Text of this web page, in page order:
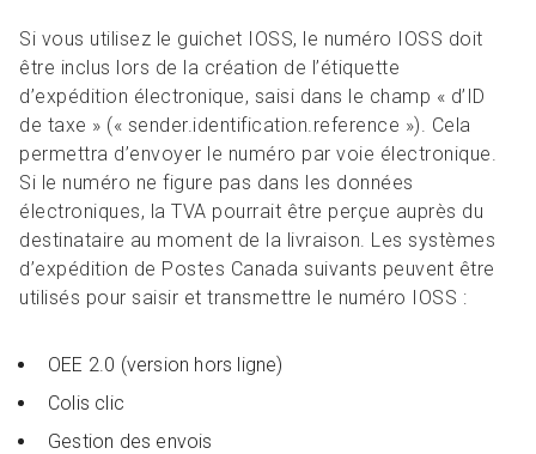
Si vous utilisez le guichet IOSS, le numéro IOSS doit
être inclus lors de la création de l’étiquette
d’expédition électronique, saisi dans le champ « d’ID
de taxe » (« sender.identification.reference »). Cela
permettra d’envoyer le numéro par voie électronique.
Si le numéro ne figure pas dans les données
électroniques, la TVA pourrait être perçue auprès du
destinataire au moment de la livraison. Les systèmes
d’expédition de Postes Canada suivants peuvent être
utilisés pour saisir et transmettre le numéro IOSS :
OEE 2.0 (version hors ligne)
Colis clic
Gestion des envois